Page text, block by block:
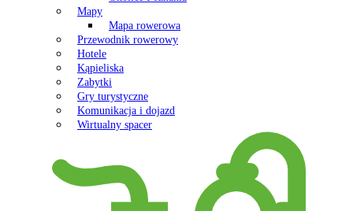
Mapy
Mapa rowerowa
Przewodnik rowerowy
Hotele
Kąpieliska
Zabytki
Gry turystyczne
Komunikacja i dojazd
Wirtualny spacer